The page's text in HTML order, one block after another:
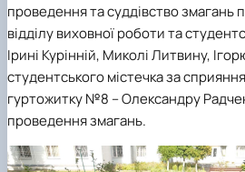
проведення та суддівство змагань
відділу виховної роботи та
Ірині Курінній, Миколі Литвину,
студентського містечка за
гуртожитку №8 – Олександру
проведення змагань.